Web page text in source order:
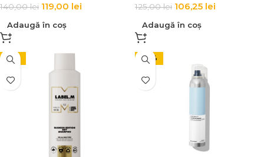
140,00lei 119,00 lei
Adaugă în coș
125,00lei 106,25 lei
Adaugă în coș
-15% -22%